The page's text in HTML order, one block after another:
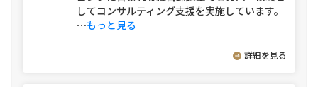
してコンサルティング支援を実施しています。
⋯もっと見る
詳細を見る